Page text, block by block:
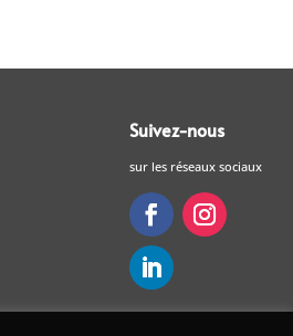
Suivez-nous
sur les réseaux sociaux